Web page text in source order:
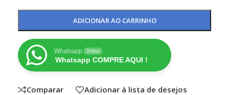
ADICIONAR AO CARRINHO
Whatsapp Online
Whatsapp COMPRE AQUI !
Comparar Adicionar à lista de desejos